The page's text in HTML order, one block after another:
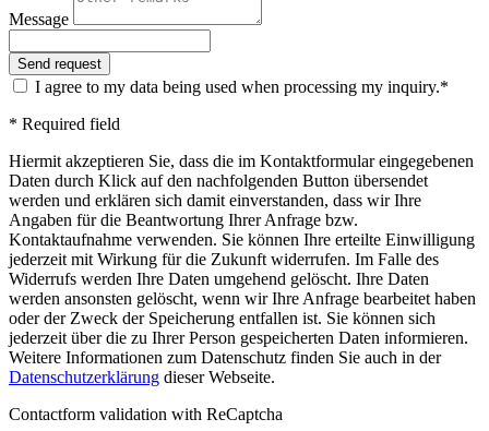
Message
I agree to my data being used when processing my inquiry.*
* Required field
Hiermit akzeptieren Sie, dass die im Kontaktformular eingegebenen
Daten durch Klick auf den nachfolgenden Button übersendet
werden und erklären sich damit einverstanden, dass wir Ihre
Angaben für die Beantwortung Ihrer Anfrage bzw.
Kontaktaufnahme verwenden. Sie können Ihre erteilte Einwilligung
jederzeit mit Wirkung für die Zukunft widerrufen. Im Falle des
Widerrufs werden Ihre Daten umgehend gelöscht. Ihre Daten
werden ansonsten gelöscht, wenn wir Ihre Anfrage bearbeitet haben
oder der Zweck der Speicherung entfallen ist. Sie können sich
jederzeit über die zu Ihrer Person gespeicherten Daten informieren.
Weitere Informationen zum Datenschutz finden Sie auch in der
Datenschutzerklärung dieser Webseite.
Contactform validation with ReCaptcha